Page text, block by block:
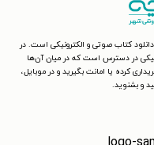
کتاب صوتی و الکترونیکی است. در
در دسترس است که در میان آن‌ها
کرده یا امانت بگیرید و در موبایل،
و بشنوید.